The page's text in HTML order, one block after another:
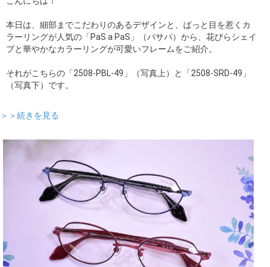
本日は、細部までこだわりのあるデザインと、ぱっと目を惹くカ
ラーリングが人気の「PaS a PaS」（パサパ）から、花びらシェイ
プと華やかなカラーリングが可愛いフレームをご紹介。
それがこちらの「2508-PBL-49」（写真上）と「2508-SRD-49」
（写真下）です。
＞＞続きを見る